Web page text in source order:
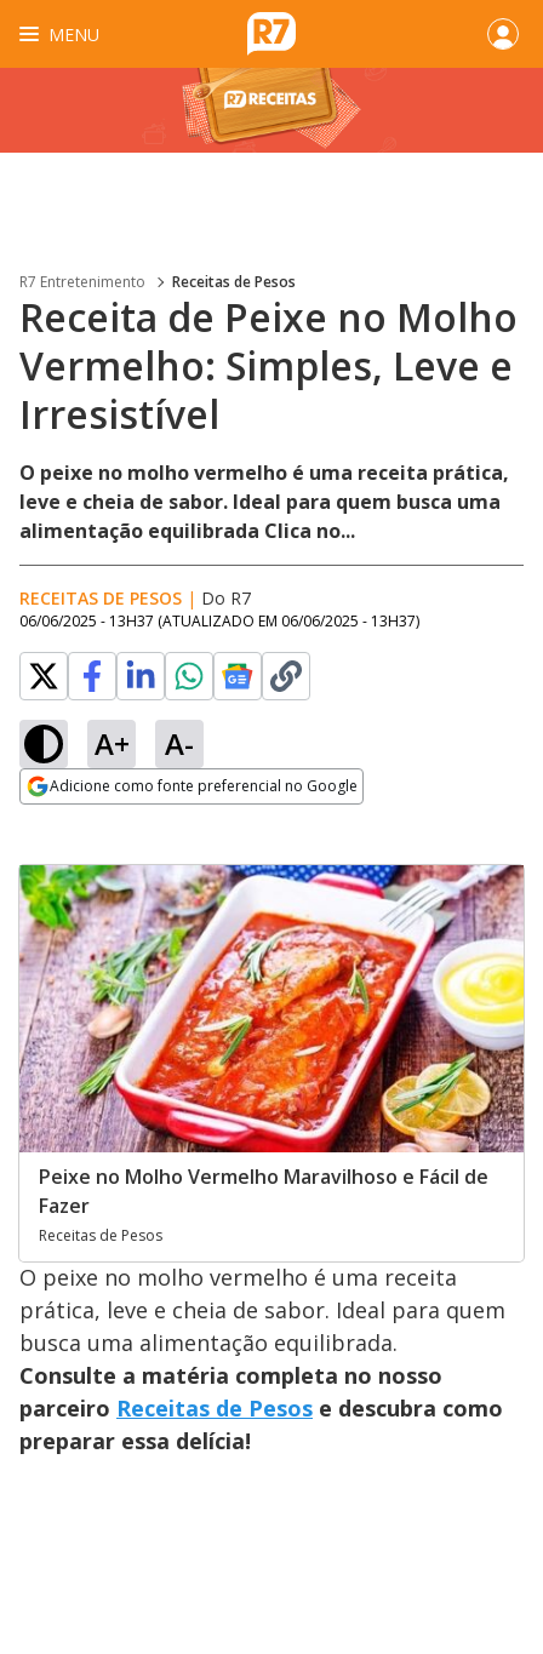
MENU
R7 Entretenimento Receitas de Pesos
Receita de Peixe no Molho
Vermelho: Simples, Leve e
Irresistível
O peixe no molho vermelho é uma receita prática,
leve e cheia de sabor. Ideal para quem busca uma
alimentação equilibrada Clica no...
RECEITAS DE PESOS | Do R7
06/06/2025 - 13H37 (ATUALIZADO EM 06/06/2025 - 13H37)
A+ A-
Adicione como fonte preferencial no Google
Peixe no Molho Vermelho Maravilhoso e Fácil de
Fazer
Receitas de Pesos
O peixe no molho vermelho é uma receita
prática, leve e cheia de sabor. Ideal para quem
busca uma alimentação equilibrada.
Consulte a matéria completa no nosso
parceiro Receitas de Pesos e descubra como
preparar essa delícia!